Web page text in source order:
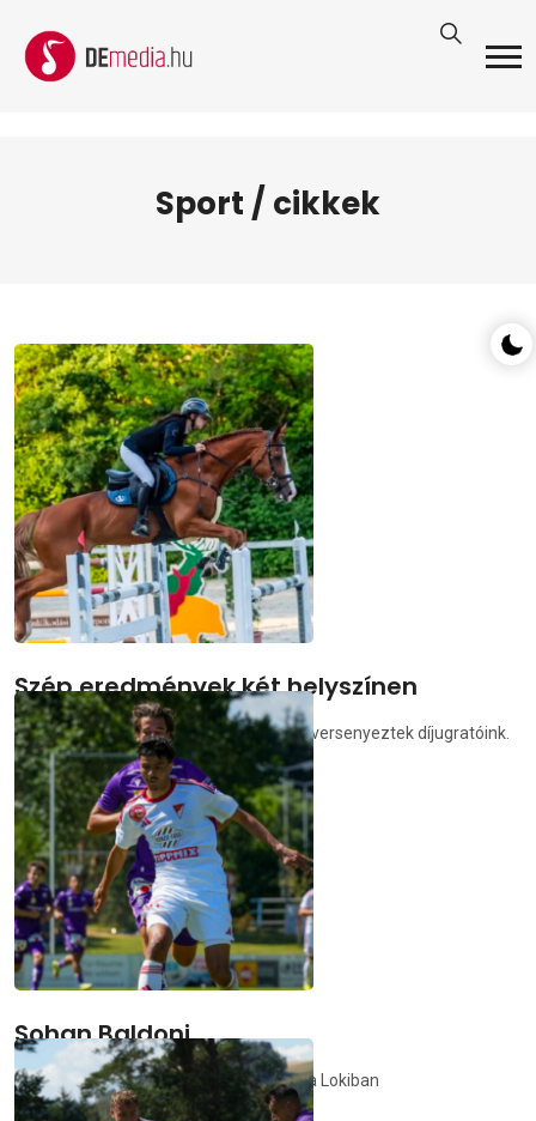
Sport / cikkek
Szép eredmények két helyszínen
Hétvégén Kaposváron és Debrecenben versenyeztek díjugratóink.
deac.hu 2026.07.07.
Sohan Baldoni
Boldog vagyok, hogy góllal debütáltam a Lokiban